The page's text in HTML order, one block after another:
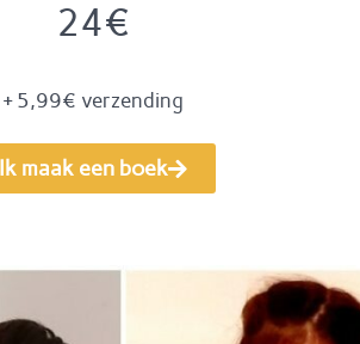
24€
+ 5,99€ verzending
Ik maak een boek